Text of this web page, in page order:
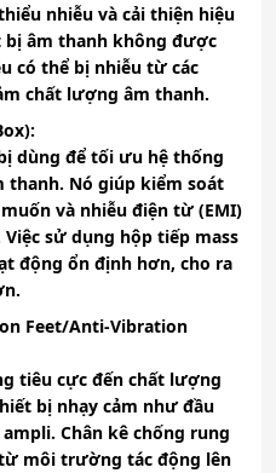
nhiễu và cải thiện hiệu
bị âm thanh không được
có thể bị nhiễu từ các
chất lượng âm thanh.
:
dùng để tối ưu hệ thống
thanh. Nó giúp kiểm soát
và nhiễu điện từ (EMI)
sử dụng hộp tiếp mass
động ổn định hơn, cho ra
Feet/Anti-Vibration
tiêu cực đến chất lượng
bị nhạy cảm như đầu
Chân kê chống rung
môi trường tác động lên